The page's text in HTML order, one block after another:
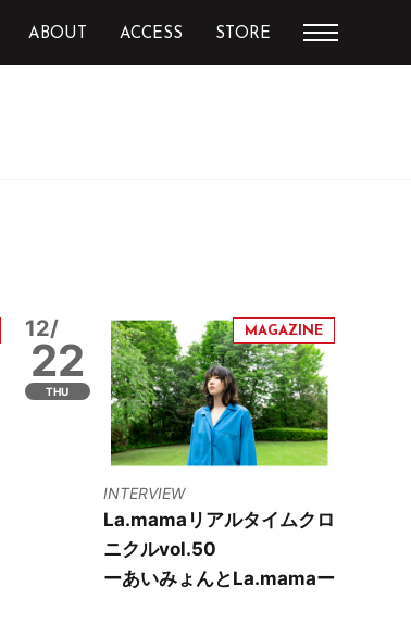
ABOUT ACCESS STORE
12/
22
THU
INTERVIEW
La.mamaリアルタイムクロ
ニクルvol.50
ーあいみょんとLa.mamaー